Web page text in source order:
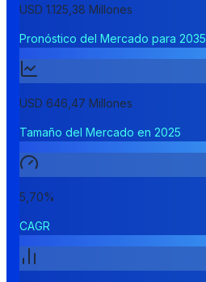
USD 1.125,38 Millones
Pronóstico del Mercado para 2035
USD 646,47 Millones
Tamaño del Mercado en 2025
5,70%
CAGR